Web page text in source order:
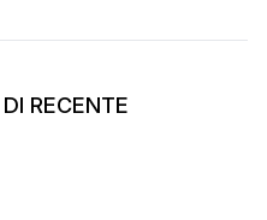
RECENTE